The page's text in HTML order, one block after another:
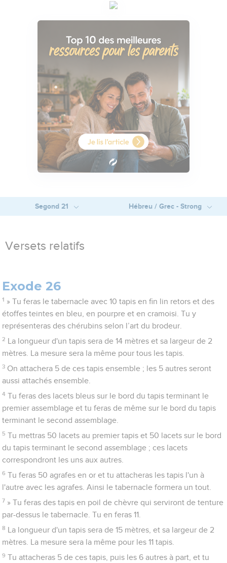
Segond 21 Hébreu / Grec - Strong
Versets relatifs
Exode 26
1 » Tu feras le tabernacle avec 10 tapis en fin lin retors et des
étoffes teintes en bleu, en pourpre et en cramoisi. Tu y
représenteras des chérubins selon l’art du brodeur.
2
La longueur d'un tapis sera de 14 mètres et sa largeur de 2
mètres. La mesure sera la même pour tous les tapis.
3 On attachera 5 de ces tapis ensemble ; les 5 autres seront
aussi attachés ensemble.
4 Tu feras des lacets bleus sur le bord du tapis terminant le
premier assemblage et tu feras de même sur le bord du tapis
terminant le second assemblage.
5 Tu mettras 50 lacets au premier tapis et 50 lacets sur le bord
du tapis terminant le second assemblage ; ces lacets
correspondront les uns aux autres.
6 Tu feras 50 agrafes en or et tu attacheras les tapis l'un à
l'autre avec les agrafes. Ainsi le tabernacle formera un tout.
7 » Tu feras des tapis en poil de chèvre qui serviront de tenture
par-dessus le tabernacle. Tu en feras 11.
8
La longueur d'un tapis sera de 15 mètres, et sa largeur de 2
mètres. La mesure sera la même pour les 11 tapis.
9 Tu attacheras 5 de ces tapis, puis les 6 autres à part, et tu